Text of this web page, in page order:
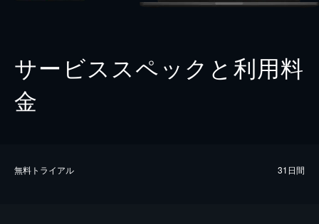
サービススペックと利用料
金
無料トライアル 31日間